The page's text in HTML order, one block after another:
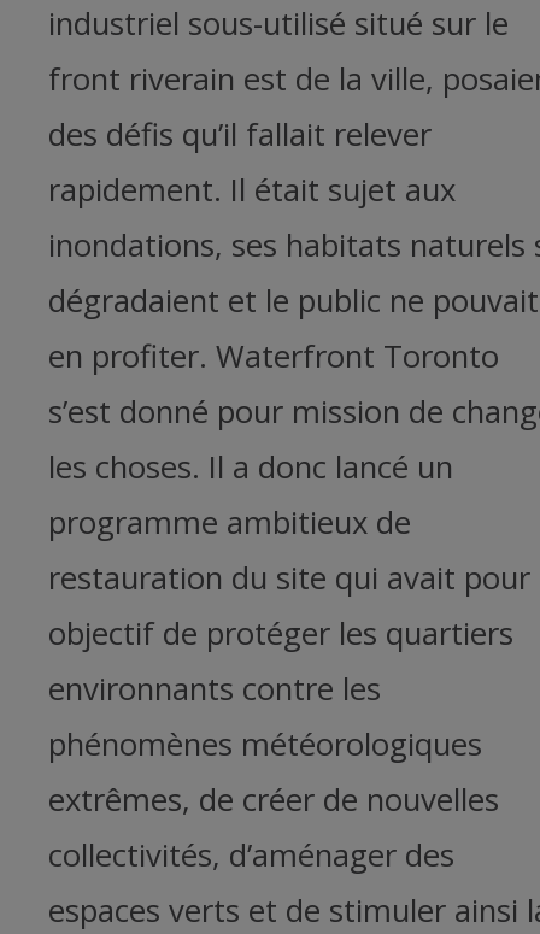
industriel sous-utilisé situé sur le
front riverain est de la ville,
des défis qu’il fallait relever
rapidement. Il était sujet aux
inondations, ses habitats naturels
dégradaient et le public ne pouvait
en profiter. Waterfront Toronto
s’est donné pour mission de
les choses. Il a donc lancé un
programme ambitieux de
restauration du site qui avait pour
objectif de protéger les quartiers
environnants contre les
phénomènes météorologiques
extrêmes, de créer de nouvelles
collectivités, d’aménager des
espaces verts et de stimuler ainsi